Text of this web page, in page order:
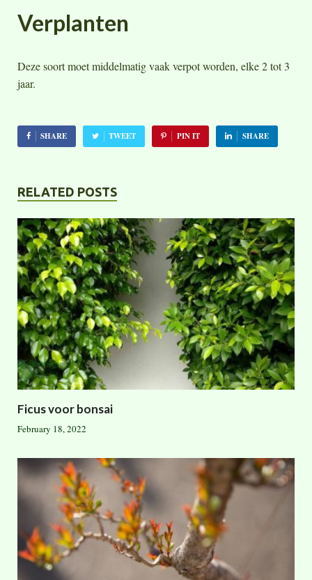
Verplanten
Deze soort moet middelmatig vaak verpot worden, elke 2 tot 3
jaar.
SHARE TWEET PIN IT SHARE
RELATED POSTS
Ficus voor bonsai
February 18, 2022